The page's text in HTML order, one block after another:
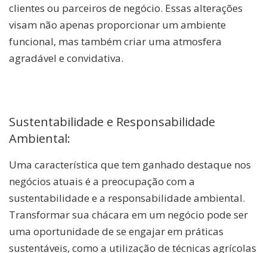
clientes ou parceiros de negócio. Essas alterações
visam não apenas proporcionar um ambiente
funcional, mas também criar uma atmosfera
agradável e convidativa.
Sustentabilidade e Responsabilidade
Ambiental:
Uma característica que tem ganhado destaque nos
negócios atuais é a preocupação com a
sustentabilidade e a responsabilidade ambiental.
Transformar sua chácara em um negócio pode ser
uma oportunidade de se engajar em práticas
sustentáveis, como a utilização de técnicas agrícolas